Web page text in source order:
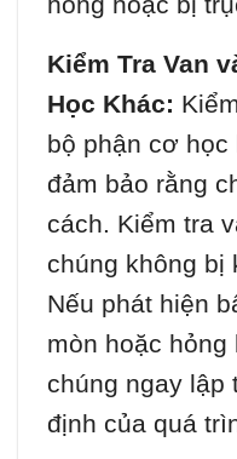
Kiểm Tra Van
Học Khác:
bộ phận cơ
đảm bảo rằng
cách. Kiểm tra
chúng không bị
Nếu phát hiện
mòn hoặc hỏng
chúng ngay lập
định của quá